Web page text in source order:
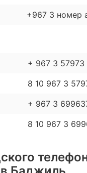
+967 3 номер
+ 967 3 57973
8 10 967 3
+ 967 3
8 10 967 3